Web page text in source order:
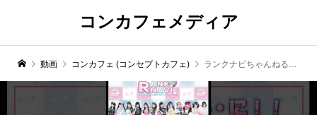
コンカフェメディア
動画 コンカフェ (コンセプトカフェ) ランクナビちゃんねる「新オープニングMV」#コンカフェ #コンセプトカフェ #メンコン #メンズコンカフェ #メイド #コスプレ #推し活 #mv